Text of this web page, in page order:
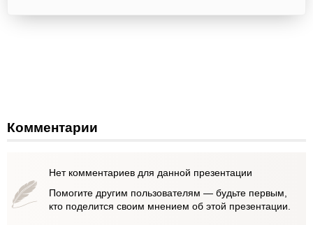
Комментарии
Нет комментариев для данной презентации
Помогите другим пользователям — будьте первым,
кто поделится своим мнением об этой презентации.